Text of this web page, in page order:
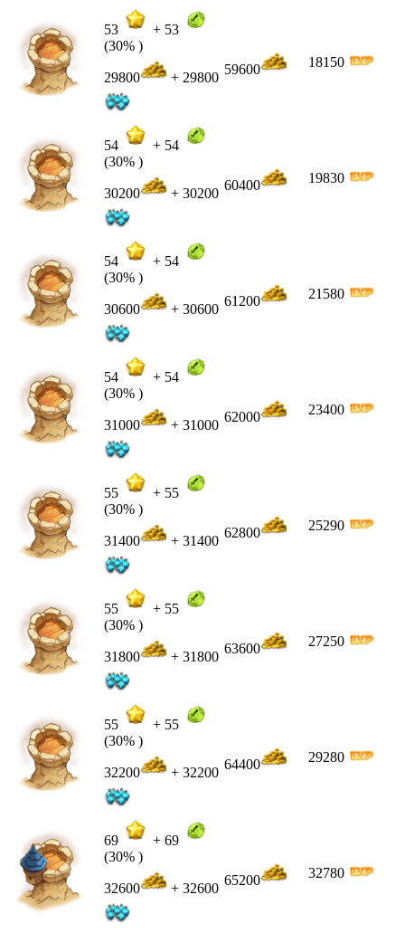
53 + 53
(30% )
29800 + 29800
59600 18150
54 + 54
(30% )
30200 + 30200
60400 19830
54 + 54
(30% )
30600 + 30600
61200 21580
54 + 54
(30% )
31000 + 31000
62000 23400
55 + 55
(30% )
31400 + 31400
62800 25290
55 + 55
(30% )
31800 + 31800
63600 27250
55 + 55
(30% )
32200 + 32200
64400 29280
69 + 69
(30% )
32600 + 32600
65200 32780